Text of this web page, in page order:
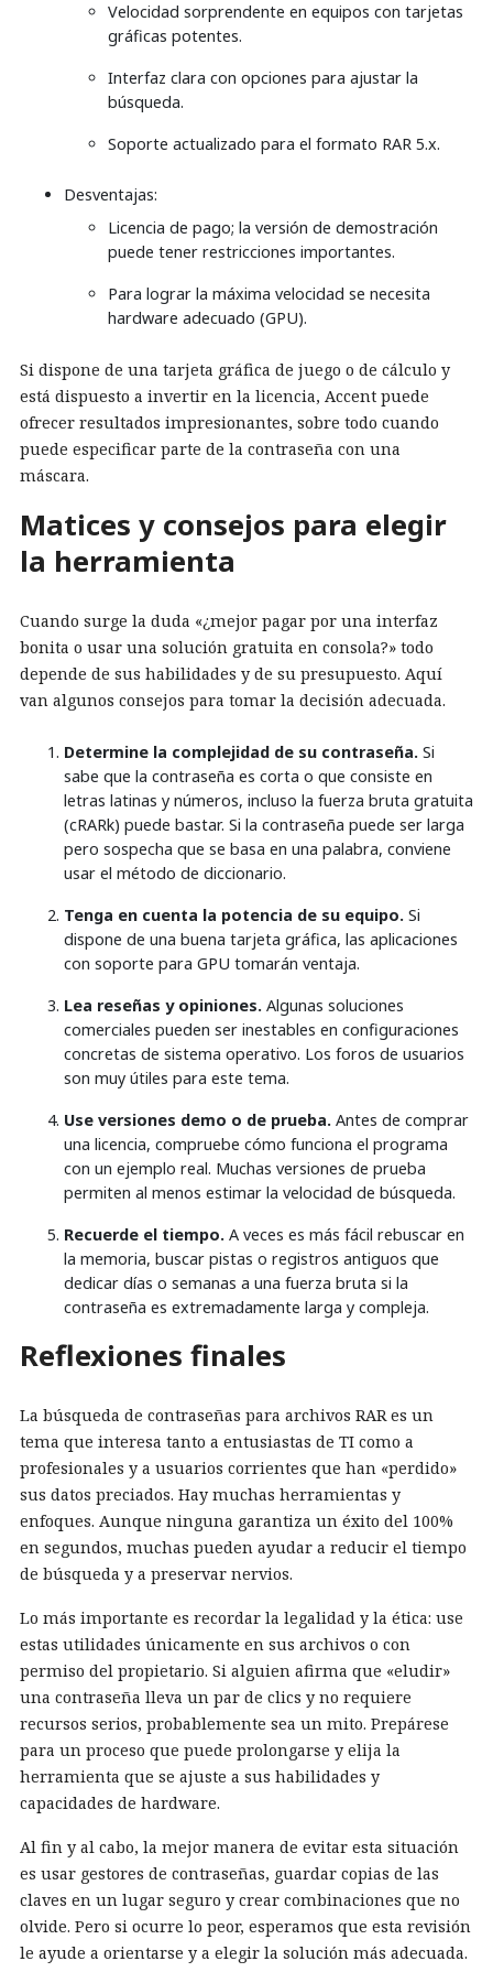
Velocidad sorprendente en equipos con tarjetas
gráficas potentes.
Interfaz clara con opciones para ajustar la
búsqueda.
Soporte actualizado para el formato RAR 5.x.
Desventajas:
Licencia de pago; la versión de demostración
puede tener restricciones importantes.
Para lograr la máxima velocidad se necesita
hardware adecuado (GPU).
Si dispone de una tarjeta gráfica de juego o de cálculo y
está dispuesto a invertir en la licencia, Accent puede
ofrecer resultados impresionantes, sobre todo cuando
puede especificar parte de la contraseña con una
máscara.
Matices y consejos para elegir
la herramienta
Cuando surge la duda «¿mejor pagar por una interfaz
bonita o usar una solución gratuita en consola?» todo
depende de sus habilidades y de su presupuesto. Aquí
van algunos consejos para tomar la decisión adecuada.
Determine la complejidad de su contraseña. Si
sabe que la contraseña es corta o que consiste en
letras latinas y números, incluso la fuerza bruta gratuita
(cRARk) puede bastar. Si la contraseña puede ser larga
pero sospecha que se basa en una palabra, conviene
usar el método de diccionario.
Tenga en cuenta la potencia de su equipo. Si
dispone de una buena tarjeta gráfica, las aplicaciones
con soporte para GPU tomarán ventaja.
Lea reseñas y opiniones. Algunas soluciones
comerciales pueden ser inestables en configuraciones
concretas de sistema operativo. Los foros de usuarios
son muy útiles para este tema.
Use versiones demo o de prueba. Antes de comprar
una licencia, compruebe cómo funciona el programa
con un ejemplo real. Muchas versiones de prueba
permiten al menos estimar la velocidad de búsqueda.
Recuerde el tiempo. A veces es más fácil rebuscar en
la memoria, buscar pistas o registros antiguos que
dedicar días o semanas a una fuerza bruta si la
contraseña es extremadamente larga y compleja.
Reflexiones finales
La búsqueda de contraseñas para archivos RAR es un
tema que interesa tanto a entusiastas de TI como a
profesionales y a usuarios corrientes que han «perdido»
sus datos preciados. Hay muchas herramientas y
enfoques. Aunque ninguna garantiza un éxito del 100%
en segundos, muchas pueden ayudar a reducir el tiempo
de búsqueda y a preservar nervios.
Lo más importante es recordar la legalidad y la ética: use
estas utilidades únicamente en sus archivos o con
permiso del propietario. Si alguien afirma que «eludir»
una contraseña lleva un par de clics y no requiere
recursos serios, probablemente sea un mito. Prepárese
para un proceso que puede prolongarse y elija la
herramienta que se ajuste a sus habilidades y
capacidades de hardware.
Al fin y al cabo, la mejor manera de evitar esta situación
es usar gestores de contraseñas, guardar copias de las
claves en un lugar seguro y crear combinaciones que no
olvide. Pero si ocurre lo peor, esperamos que esta revisión
le ayude a orientarse y a elegir la solución más adecuada.